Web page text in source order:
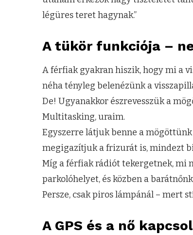
légüres teret hagynak.”
A tükör funkciója –
A férfiak gyakran hiszik, hogy mi a
néha tényleg belenézünk a
De! Ugyanakkor észrevesszük a
Multitasking, uraim.
Egyszerre látjuk benne a mögöttünk
megigazítjuk a frizurát is, mindezt
Míg a férfiak rádiót tekergetnek, mi
parkolóhelyet, és közben a
Persze, csak piros lámpánál – mert
A GPS és a nő